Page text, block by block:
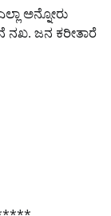
ಅನ್ನೋರು
ನಖ. ಜನ ಕರೀತಾರೆ